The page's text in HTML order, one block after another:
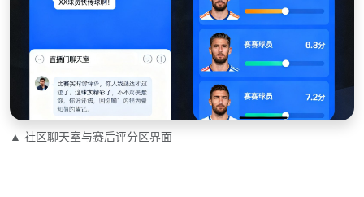
▲ 社区聊天室与赛后评分区界面